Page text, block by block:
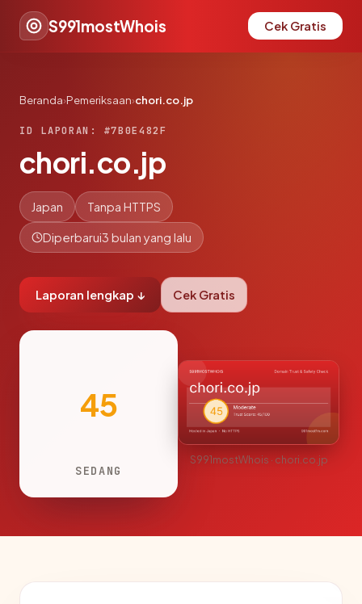
S991mostWhois Cek Gratis
Beranda›Pemeriksaan›chori.co.jp
ID LAPORAN: #7B0E482F
chori.co.jp
Japan Tanpa HTTPS
Diperbarui3 bulan yang lalu
Laporan lengkap ↓ Cek Gratis
45
SEDANG
S991mostWhois · chori.co.jp